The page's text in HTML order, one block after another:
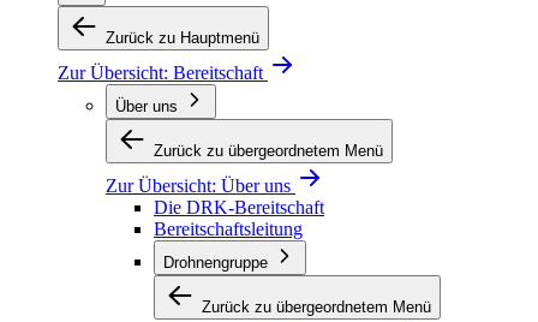
Zurück zu Hauptmenü
Zur Übersicht: Bereitschaft
Über uns
Zurück zu übergeordnetem Menü
Zur Übersicht: Über uns
Die DRK-Bereitschaft
Bereitschaftsleitung
Drohnengruppe
Zurück zu übergeordnetem Menü